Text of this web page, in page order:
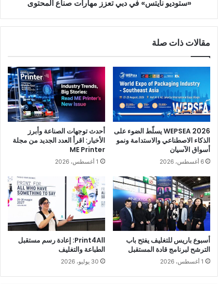
المجسمة
«ستوديو نايتس» في دبي تعزز مهارات صناع المحتوى
مقالات ذات صلة
WEPSEA 2026 يسلّط الضوء على
الذكاء الاصطناعي والاستدامة ونمو
أسواق الآسيان
6 أغسطس، 2026
أحدث توجهات الصناعة وأبرز
الأخبار: اقرأ العدد الجديد من مجلة
ME Printer
1 أغسطس، 2026
أسبوع باريس للتغليف يفتح باب
الترشح لبرنامج قادة المستقبل
1 أغسطس، 2026
Print4All: إعادة رسم مستقبل
الطباعة والتغليف
30 يوليو، 2026